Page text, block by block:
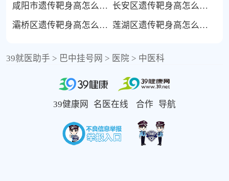
咸阳市遗传靶身高怎么算达标吗？早评估早安心
长安区遗传靶身高怎么算达标吗？中西结合怎么选
灞桥区遗传靶身高怎么算达标吗？附检查清单
莲湖区遗传靶身高怎么算达标吗？花得明明白白
39就医助手 > 巴中挂号网 > 医院 > 中医科
39健康网 名医在线 合作 导航